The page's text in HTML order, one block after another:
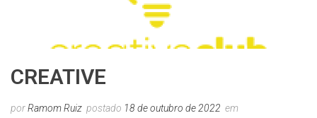
CREATIVE
porRamom Ruiz postado 18 de outubro de 2022 em